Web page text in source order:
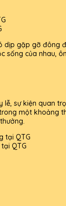
dịp gặp gỡ đông
của nhau,
sự kiện quan
một khoảng
QTG